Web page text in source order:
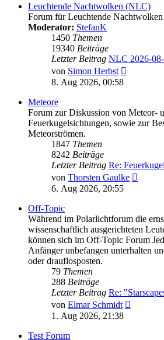
Leuchtende Nachtwolken (NLC)
Forum für Leuchtende
Moderator: StefanK
1450 Themen
19340 Beiträge
Letzter Beitrag NLC 2026-
von Simon Herbst
8. Aug 2026, 00:58
Meteore
Forum zur Diskussion von Meteor-
Feuerkugelsichtungen, sowie zur
Meteorströmen.
1847 Themen
8242 Beiträge
Letzter Beitrag Re:
von Thorsten Gaulke
6. Aug 2026, 20:55
Off-Topic
Während im Polarlichtforum die
wissenschaftlich ausgerichteten
können sich im Off-Topic Forum
Anfänger unbefangen unterhalten
oder drauflosposten.
79 Themen
288 Beiträge
Letzter Beitrag Re:
von Elmar Schmidt
1. Aug 2026, 21:38
Test Forum